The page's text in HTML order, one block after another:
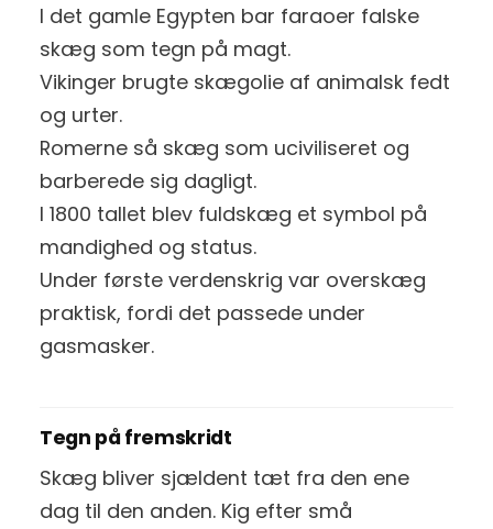
I det gamle Egypten bar faraoer falske
skæg som tegn på magt.
Vikinger brugte skægolie af animalsk fedt
og urter.
Romerne så skæg som uciviliseret og
barberede sig dagligt.
I 1800 tallet blev fuldskæg et symbol på
mandighed og status.
Under første verdenskrig var overskæg
praktisk, fordi det passede under
gasmasker.
Tegn på fremskridt
Skæg bliver sjældent tæt fra den ene
dag til den anden. Kig efter små